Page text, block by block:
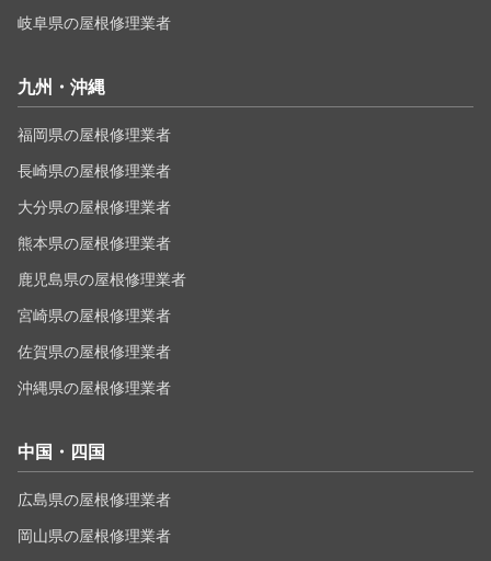
岐阜県の屋根修理業者
九州・沖縄
福岡県の屋根修理業者
長崎県の屋根修理業者
大分県の屋根修理業者
熊本県の屋根修理業者
鹿児島県の屋根修理業者
宮崎県の屋根修理業者
佐賀県の屋根修理業者
沖縄県の屋根修理業者
中国・四国
広島県の屋根修理業者
岡山県の屋根修理業者